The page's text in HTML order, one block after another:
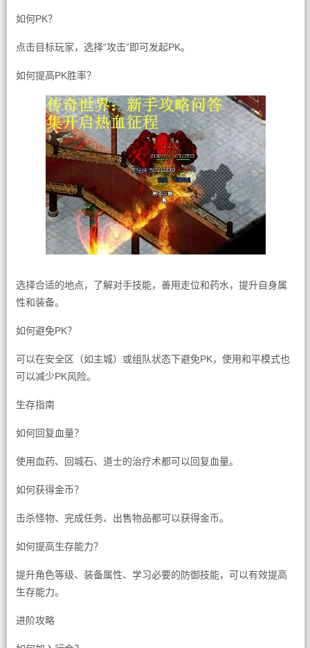
如何PK？
点击目标玩家，选择“攻击”即可发起PK。
如何提高PK胜率？
选择合适的地点，了解对手技能，善用走位和药水，提升自身属
性和装备。
如何避免PK？
可以在安全区（如主城）或组队状态下避免PK，使用和平模式也
可以减少PK风险。
生存指南
如何回复血量？
使用血药、回城石、道士的治疗术都可以回复血量。
如何获得金币？
击杀怪物、完成任务、出售物品都可以获得金币。
如何提高生存能力？
提升角色等级、装备属性、学习必要的防御技能，可以有效提高
生存能力。
进阶攻略